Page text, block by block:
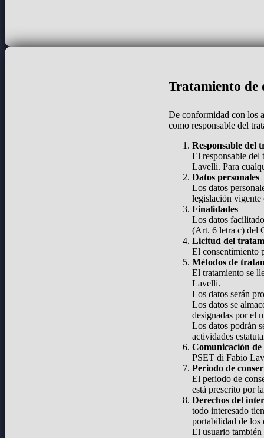
Tratamiento de
De conformidad con los
como responsable del
Responsable del
El responsable
Lavelli. Para
Datos personales
Los datos
legislación vigente
Finalidades
Los datos
(Art. 6 letra c) del
Licitud del
El consentimiento
Métodos de
El tratamiento se
Lavelli.
Los datos serán
Los datos se
designadas por el
Los datos podrán
actividades
Comunicación de
PSET di Fabio
Periodo de
El periodo de
está prescrito por
Derechos del
todo interesado
portabilidad de los
El usuario también